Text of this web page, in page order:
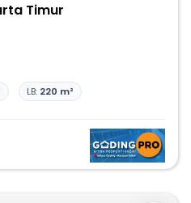
Timur
LB: 220 m²